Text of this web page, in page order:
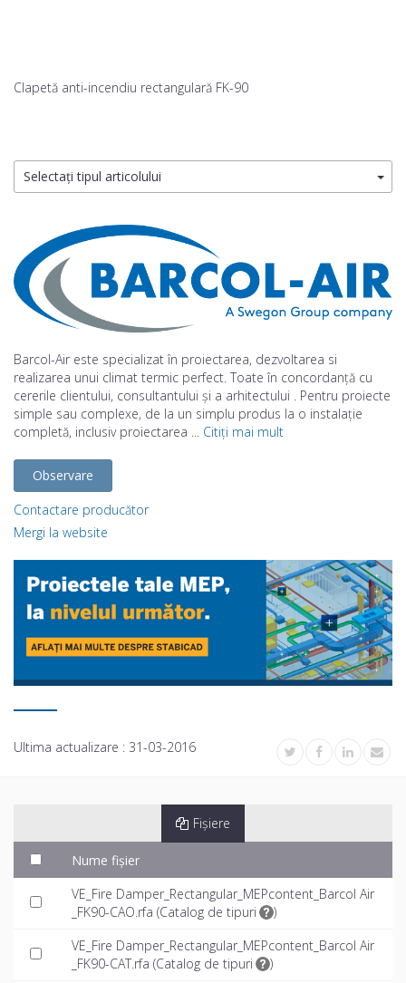
Clapetă anti-incendiu rectangulară FK-90
Selectați tipul articolului
Barcol-Air este specializat în proiectarea, dezvoltarea si
realizarea unui climat termic perfect. Toate în concordanță cu
cererile clientului, consultantului și a arhitectului . Pentru proiecte
simple sau complexe, de la un simplu produs la o instalație
completă, inclusiv proiectarea ... Citiți mai mult
Observare
Contactare producător
Mergi la website
Ultima actualizare : 31-03-2016
Fișiere
Nume fișier
VE_Fire Damper_Rectangular_MEPcontent_Barcol Air
_FK90-CAO.rfa (Catalog de tipuri
)
VE_Fire Damper_Rectangular_MEPcontent_Barcol Air
_FK90-CAT.rfa (Catalog de tipuri
)